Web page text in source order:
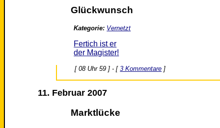
Glückwunsch
Kategorie: Vernetzt
Fertich ist er
der Magister!
[ 08 Uhr 59 ] - [3 Kommentare ]
11. Februar 2007
Marktlücke